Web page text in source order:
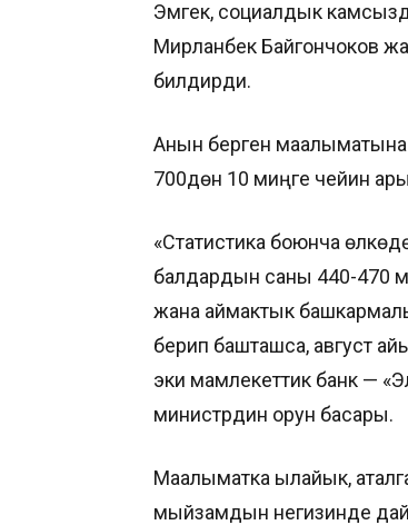
Эмгек, социалдык
Мирланбек Байгончоков
билдирди.
Анын берген маалыматына
700дөн 10 миңге чейин
«Статистика боюнча
балдардын саны 440-470
жана аймактык
берип башташса, август
эки мамлекеттик банк —
министрдин орун басары.
Маалыматка ылайык,
мыйзамдын негизинде